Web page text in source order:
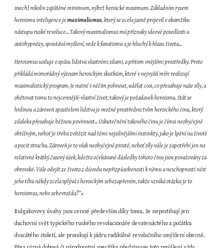
snech) nikoliv zajištěné minimum, nýbrž heroické maximum. Základním rysem
heroismu inteligence je maximalismus, který se zcela jasně projevil v okamžiku
nástupu ruské revoluce... Takový maximalismus má příznaky ideové posedlosti a
autohypnózy, spoutává myšlení, vede k fanatismu a je hluchý k hlasu života...
Heroismus usiluje o spásu lidstva vlastními silami, a přitom vnějšími prostředky. Proto
přikládá mimořádný význam heroickým skutkům, které v nejvyšší míře realizují
maximalistický program. Je nutné s něčím pohnout, udělat cosi, co přesahuje naše síly, a
obětovat tomu to nejcennější-vlastní život; takový je požadavek heroismu. Stát se
hrdinou a zároveň spasitelem lidstva je možné prostřednictvím heroického činu, který
zdaleka přesahuje běžnou povinnost... Uskutečnění takového činu je čímsi neobyčejně
obtížným, neboť je třeba zvítězit nad těmi nejsilnějšími instinkty, jako je lpění na životě
a pocit strachu. Zároveň je to však neobyčejně prosté, neboť síly vůle je zapotřebí jen na
relativně krátký časový úsek, kdežto očekávané důsledky tohoto činu jsou považovány za
obrovské. Vůle odejít ze života z důvodu nepřizpůsobenosti k němu a neschopnosti nést
jeho tíhu někdy zcela splývá s heroickým sebezapřením, takže vzniká otázka: je to
heroismus, nebo sebevražda?“4
Bulgakovovy úvahy jsou cenné především díky tomu, že nepostihují jen
duchovní svět typického ruského revolucionáře devatenáctého a počátku
dvacátého století, ale pronikají k jádru radikálně revolučního smýšlení obecně.